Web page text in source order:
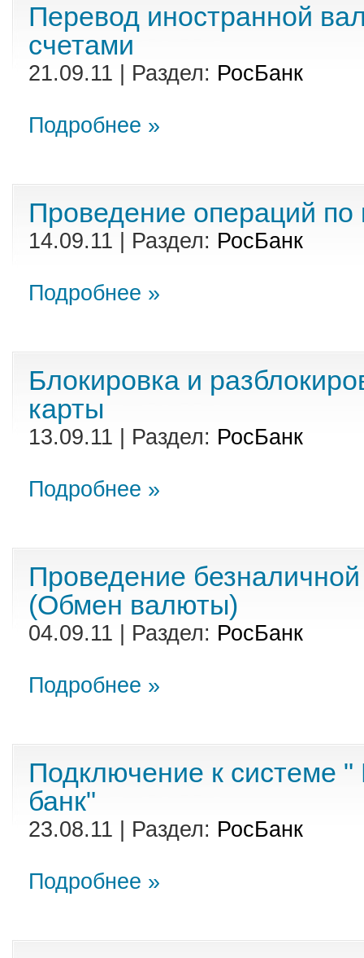
Перевод иностранной
счетами
21.09.11 | Раздел: РосБанк
Подробнее »
Проведение операций по
14.09.11 | Раздел: РосБанк
Подробнее »
Блокировка и
карты
13.09.11 | Раздел: РосБанк
Подробнее »
Проведение
(Обмен валюты)
04.09.11 | Раздел: РосБанк
Подробнее »
Подключение к системе
банк"
23.08.11 | Раздел: РосБанк
Подробнее »